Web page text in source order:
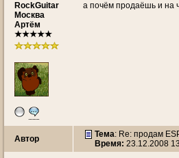
RockGuitar
Москва
Артём
★★★★★
а почём продаёшь и на
Автор Тема: Re: продам
Время: 23.12.2008